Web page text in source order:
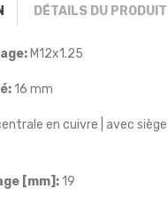
DÉTAILS DU PRODUIT
M12x1.25
16 mm
en cuivre | avec
[mm]:19